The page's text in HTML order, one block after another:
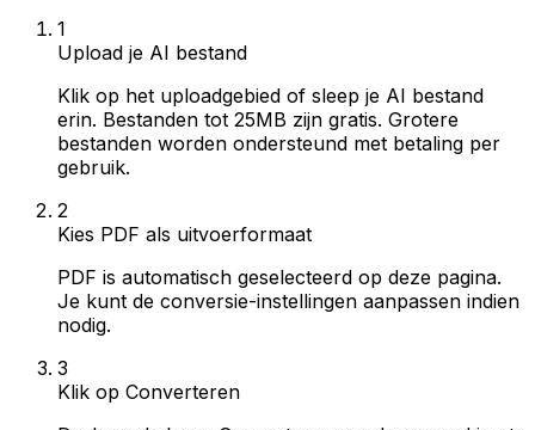
1
Upload je AI bestand
Klik op het uploadgebied of sleep je AI bestand
erin. Bestanden tot 25MB zijn gratis. Grotere
bestanden worden ondersteund met betaling per
gebruik.
2
Kies PDF als uitvoerformaat
PDF is automatisch geselecteerd op deze pagina.
Je kunt de conversie-instellingen aanpassen indien
nodig.
3
Klik op Converteren